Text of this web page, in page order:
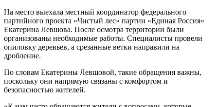
На место выехала местный координатор федерального
партийного проекта «Чистый лес» партии «Единая Россия»
Екатерина Левшова. После осмотра территории были
организованы необходимые работы. Специалисты провели
опиловку деревьев, а срезанные ветки направили на
дробление.
По словам Екатерины Левшовой, такие обращения важны,
поскольку они напрямую связаны с комфортом и
безопасностью жителей.